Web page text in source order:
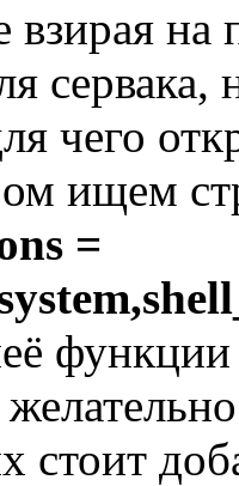
взирая
сервака,
чего
ищем
=
стоит